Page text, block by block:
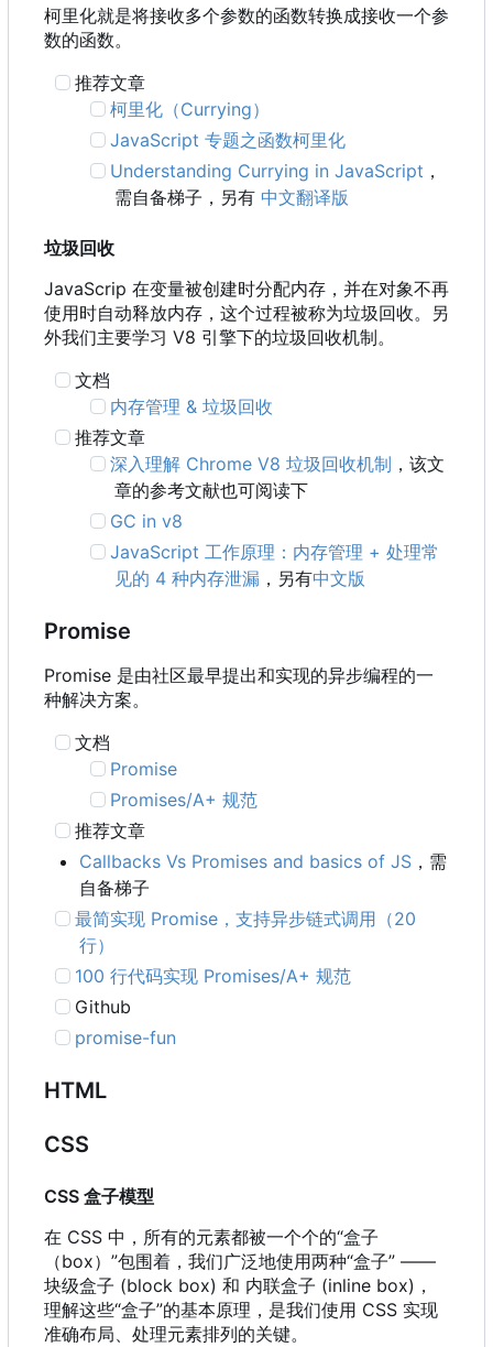
柯里化就是将接收多个参数的函数转换成接收一个参
数的函数。
推荐文章
柯里化 （Currying）
JavaScript 专题之函数柯里化
Understanding Currying in JavaScript ，
需自备梯子，另有 中文翻译版
垃圾回收
JavaScrip 在变量被创建时分配内存，并在对象不再
使用时自动释放内存，这个过程被称为垃圾回收。另
外我们主要学习 V8 引擎下的垃圾回收机制。
文档
内存管理 & 垃圾回收
推荐文章
深入理解 Chrome V8 垃圾回收机制 ，该文
章的参考文献也可阅读下
GC in v8
JavaScript 工作原理：内存管理 + 处理常
见的 4 种内存泄漏 ，另有中文版
Promise
Promise 是由社区最早提出和实现的异步编程的一
种解决方案。
文档
Promise
Promises/A+ 规范
推荐文章
Callbacks Vs Promises and basics of JS ，需
自备梯子
最简实现 Promise ，支持异步链式调用 （20
行）
100 行代码实现 Promises/A+ 规范
Github
promise-fun
HTML
CSS
CSS 盒子模型
在 CSS 中 ， 所有的元素都被一个个的“盒子
（box） ”包围着 ， 我们广泛地使用两种“盒子” ——
块级盒子 (block box) 和 内联盒子 (inline box)，
理解这些“盒子”的基本原理，是我们使用 CSS 实现
准确布局、处理元素排列的关键。